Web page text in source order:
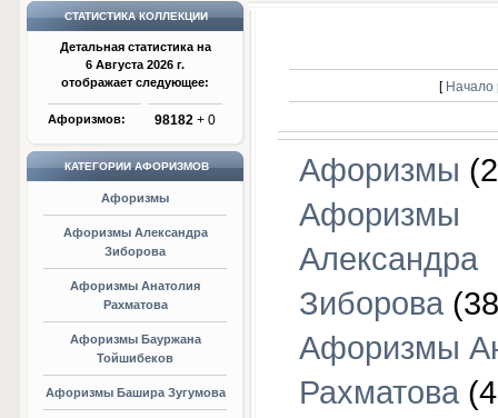
СТАТИСТИКА КОЛЛЕКЦИИ
Детальная статистика на
6 Августа 2026 г.
отображает следующее:
Афоризмов: 98182 + 0
КАТЕГОРИИ АФОРИЗМОВ
Афоризмы
Афоризмы Александра
Зиборова
Афоризмы Анатолия
Рахматова
Афоризмы Бауржана
Тойшибеков
Афоризмы Башира Зугумова
[ Начало
Афоризмы
Афоризмы
Александра
Зиборова
Афоризмы
Рахматова